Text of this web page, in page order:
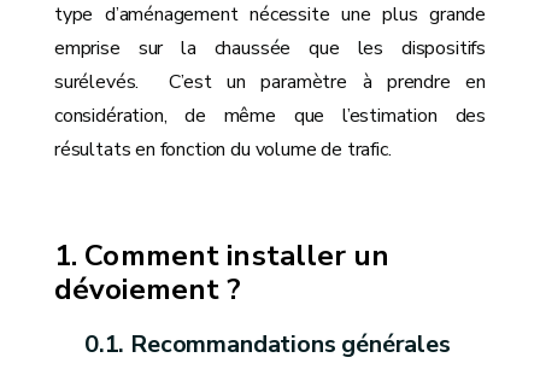
type d’aménagement nécessite une plus grande
emprise sur la chaussée que les dispositifs
surélevés. C’est un paramètre à prendre en
considération, de même que l’estimation des
résultats en fonction du volume de trafic.
Comment installer un
dévoiement ?
Recommandations générales